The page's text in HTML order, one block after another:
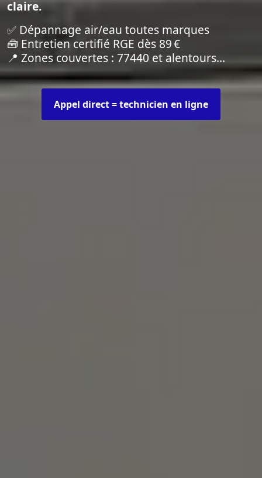
claire.
✅ Dépannage air/eau toutes marques
🧰 Entretien certifié RGE dès 89 €
📍 Zones couvertes : 77440 et alentours…
Appel direct = technicien en ligne